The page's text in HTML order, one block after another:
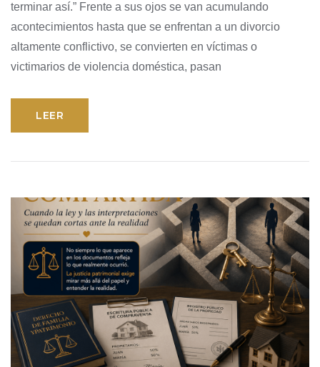
terminar así.” Frente a sus ojos se van acumulando
acontecimientos hasta que se enfrentan a un divorcio
altamente conflictivo, se convierten en víctimas o
victimarios de violencia doméstica, pasan
LEER